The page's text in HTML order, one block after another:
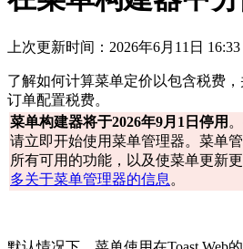
上次更新时间：2026年6月11日 16:33
了解如何计算菜单定价以包含税费
订单配置税费。
菜单构建器将于2026年9月1日停用
请立即开始使用菜单管理器。菜单
所有可用的功能，以及使菜单更新更
多关于菜单管理器的信息。